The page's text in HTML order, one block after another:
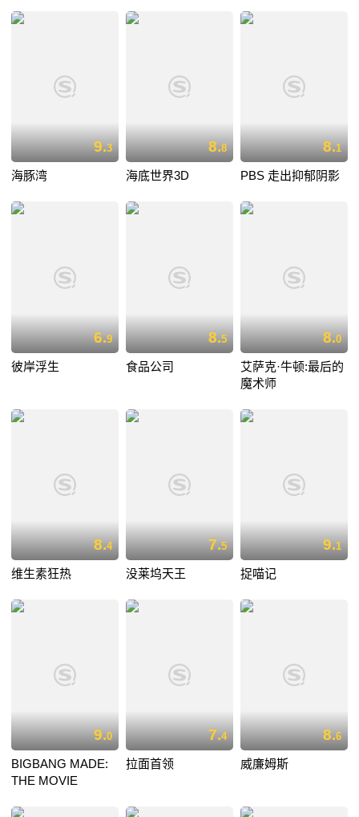
9.3
海豚湾
8.8
海底世界3D
8.1
PBS 走出抑郁阴影
6.9
彼岸浮生
8.5
食品公司
8.0
艾萨克·牛顿:最后的
魔术师
8.4
维生素狂热
7.5
没莱坞天王
9.1
捉喵记
9.0
BIGBANG MADE:
THE MOVIE
7.4
拉面首领
8.6
威廉姆斯